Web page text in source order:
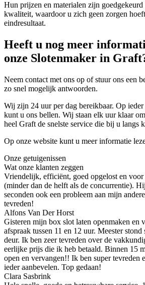
Hun prijzen en materialen zijn
kwaliteit, waardoor u zich geen zorgen
eindresultaat.
Heeft u nog meer
onze Slotenmaker in
Neem contact met ons op of stuur ons een
zo snel mogelijk antwoorden.
Wij zijn 24 uur per dag bereikbaar. Op
kunt u ons bellen. Wij staan elk uur klaar
heel Graft de snelste service die bij u langs
Op onze website kunt u meer informatie
Onze getuigenissen
Wat onze klanten zeggen
Vriendelijk, efficiënt, goed opgelost en voor
(minder dan de helft als de concurrentie).
seconden ook een probleem aan mijn
tevreden!
Alfons Van Der Horst
Gisteren mijn box slot laten openmaken en
afspraak tussen 11 en 12 uur. Meester
deur. Ik ben zeer tevreden over de
eerlijke prijs die ik heb betaald. Binnen 15
open en vervangen!! Ik ben super tevreden
ieder aanbevelen. Top gedaan!
Clara Sasbrink